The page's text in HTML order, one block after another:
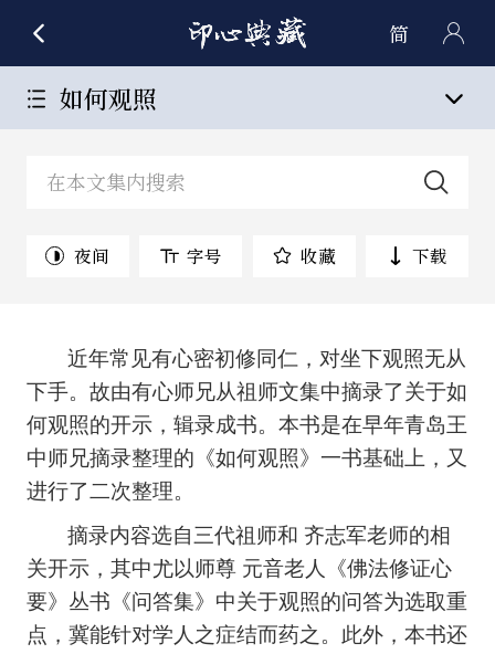
简
如何观照
夜间 字号 收藏 下载
近年常见有心密初修同仁，对坐下观照无从
下手。故由有心师兄从祖师文集中摘录了关于如
何观照的开示，辑录成书。本书是在早年青岛王
中师兄摘录整理的《如何观照》一书基础上，又
进行了二次整理。
摘录内容选自三代祖师和 齐志军老师的相
关开示，其中尤以师尊 元音老人《佛法修证心
要》丛书《问答集》中关于观照的问答为选取重
点，冀能针对学人之症结而药之。此外，本书还